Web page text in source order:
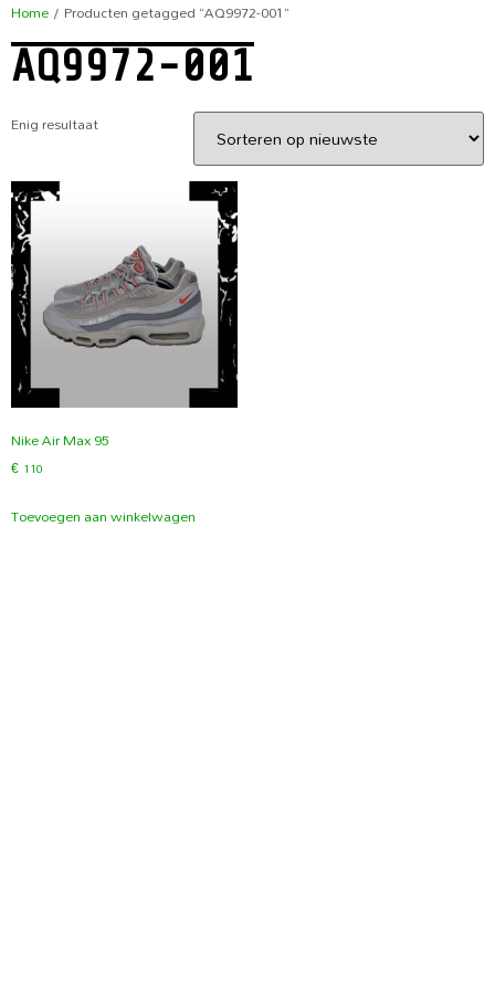
Home/ Producten getagged “AQ9972-001”
AQ9972-001
Enig resultaat
Nike Air Max 95
€ 110
Toevoegen aan winkelwagen